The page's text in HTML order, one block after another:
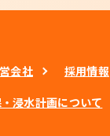
会社
採用情報
浸水計画について